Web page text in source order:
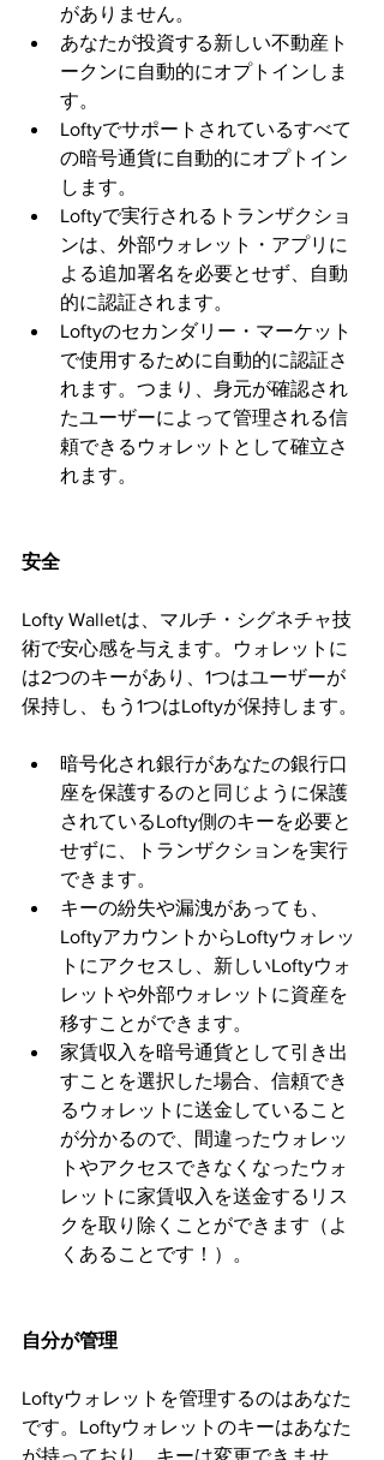
がありません。
あなたが投資する新しい不動産ト
ークンに自動的にオプトインしま
す。
Loftyでサポートされているすべて
の暗号通貨に自動的にオプトイン
します。
Loftyで実行されるトランザクショ
ンは、外部ウォレット・アプリに
よる追加署名を必要とせず、自動
的に認証されます。
Loftyのセカンダリー・マーケット
で使用するために自動的に認証さ
れます。つまり、身元が確認され
たユーザーによって管理される信
頼できるウォレットとして確立さ
れます。
安全
Lofty Walletは、マルチ・シグネチャ技
術で安心感を与えます。ウォレットに
は2つのキーがあり、1つはユーザーが
保持し、もう1つはLoftyが保持します。
暗号化され銀行があなたの銀行口
座を保護するのと同じように保護
されているLofty側のキーを必要と
せずに、トランザクションを実行
できます。
キーの紛失や漏洩があっても、
LoftyアカウントからLoftyウォレッ
トにアクセスし、新しいLoftyウォ
レットや外部ウォレットに資産を
移すことができます。
家賃収入を暗号通貨として引き出
すことを選択した場合、信頼でき
るウォレットに送金していること
が分かるので、間違ったウォレッ
トやアクセスできなくなったウォ
レットに家賃収入を送金するリス
クを取り除くことができます（よ
くあることです！）。
自分が管理
Loftyウォレットを管理するのはあなた
です。Loftyウォレットのキーはあなた
が持っており、キーは変更できませ